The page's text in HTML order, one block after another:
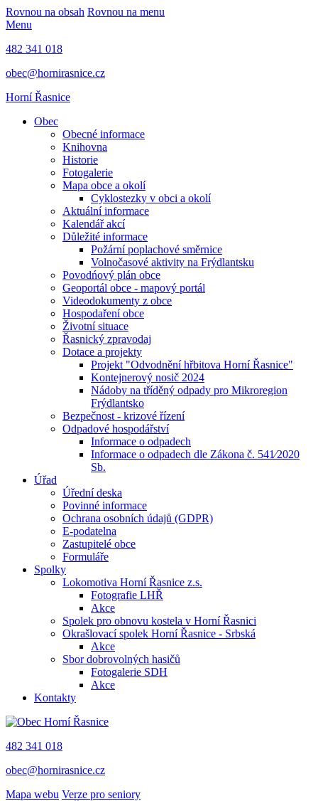
Rovnou na obsah Rovnou na menu
Menu
482 341 018
obec@hornirasnice.cz
Horní Řasnice
Obec
Obecné informace
Knihovna
Historie
Fotogalerie
Mapa obce a okolí
Cyklostezky v obci a okolí
Aktuální informace
Kalendář akcí
Důležité informace
Požární poplachové směrnice
Volnočasové aktivity na Frýdlantsku
Povodńový plán obce
Geoportál obce - mapový portál
Videodokumenty z obce
Hospodaření obce
Životní situace
Řasnický zpravodaj
Dotace a projekty
Projekt "Odvodnění hřbitova Horní Řasnice"
Kontejnerový nosič 2024
Nádoby na tříděný odpady pro Mikroregion
Frýdlantsko
Bezpečnost - krizové řízení
Odpadové hospodářství
Informace o odpadech
Informace o odpadech dle Zákona č. 541⁄2020
Sb.
Úřad
Úřední deska
Povinné informace
Ochrana osobních údajů (GDPR)
E-podatelna
Zastupitelé obce
Formuláře
Spolky
Lokomotiva Horní Řasnice z.s.
Fotografie LHŘ
Akce
Spolek pro obnovu kostela v Horní Řasnici
Okrašlovací spolek Horní Řasnice - Srbská
Akce
Sbor dobrovolných hasičů
Fotogalerie SDH
Akce
Kontakty
482 341 018
obec@hornirasnice.cz
Mapa webu Verze pro seniory